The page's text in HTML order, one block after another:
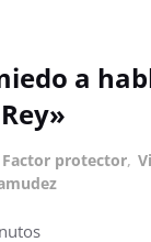
a
Factor protector,